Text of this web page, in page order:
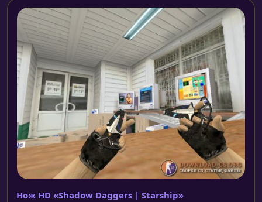
Нож HD «Shadow Daggers | Starship»